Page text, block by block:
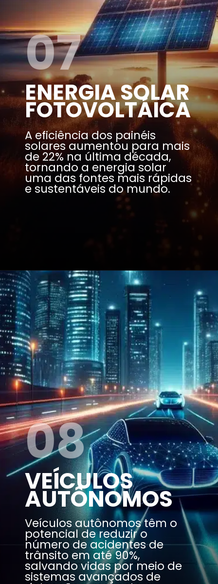
ENERGIA SOLAR
FOTOVOLTÁICA
A eficiência dos painéis
solares aumentou para mais
de 22% na última década,
tornando a energia solar
uma das fontes mais rápidas
e sustentáveis do mundo.
07
VEÍCULOS
AUTÔNOMOS
Veículos autônomos têm o
potencial de reduzir o
número de acidentes de
trânsito em até 90%,
salvando vidas por meio de
sistemas avançados de
08